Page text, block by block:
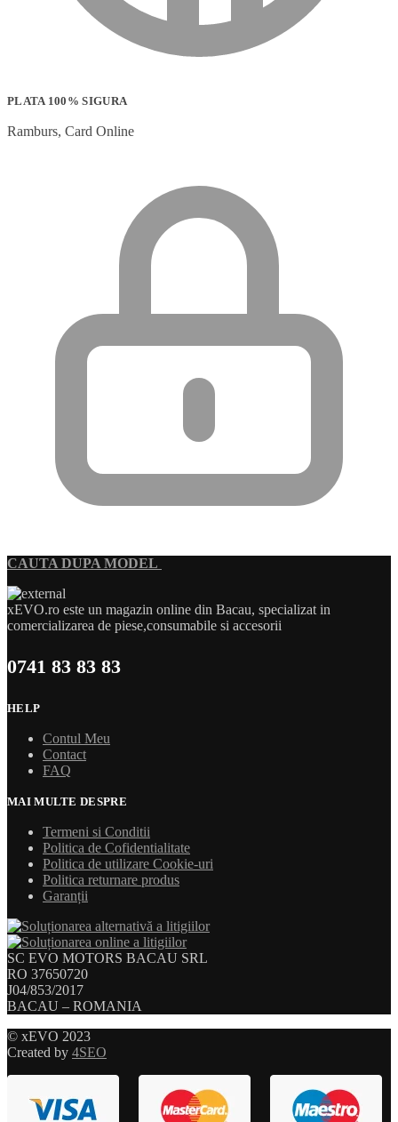
PLATA 100% SIGURA
Ramburs, Card Online
CAUTA DUPA MODEL
xEVO.ro este un magazin online din Bacau, specializat in
comercializarea de piese,consumabile si accesorii
0741 83 83 83
HELP
Contul Meu
Contact
FAQ
MAI MULTE DESPRE
Termeni si Conditii
Politica de Cofidentialitate
Politica de utilizare Cookie-uri
Politica returnare produs
Garanții
SC EVO MOTORS BACAU SRL
RO 37650720
J04/853/2017
BACAU – ROMANIA
© xEVO 2023
Created by 4SEO